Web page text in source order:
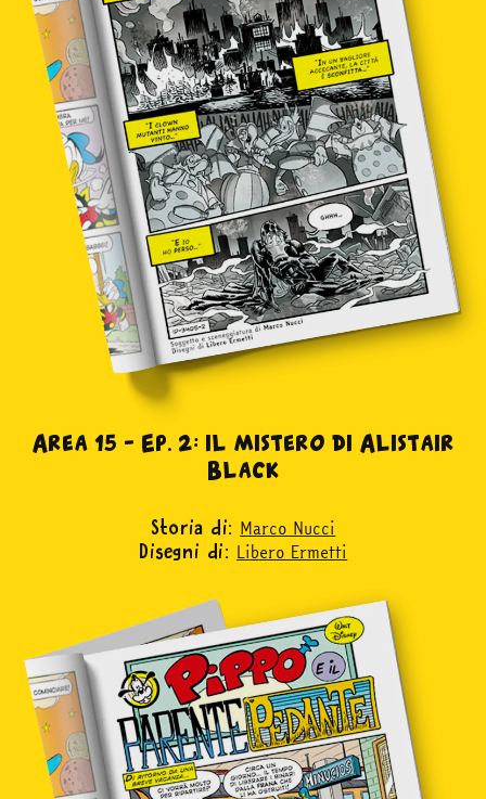
in edicola
mondo fumetto
news & eventi
Cerca
abbonati
acquista
Facebook
Instagram
Twitter
Area 15 – Ep. 2: il mistero di Alistair
Black
Storia di: Marco Nucci
Disegni di: Libero Ermetti